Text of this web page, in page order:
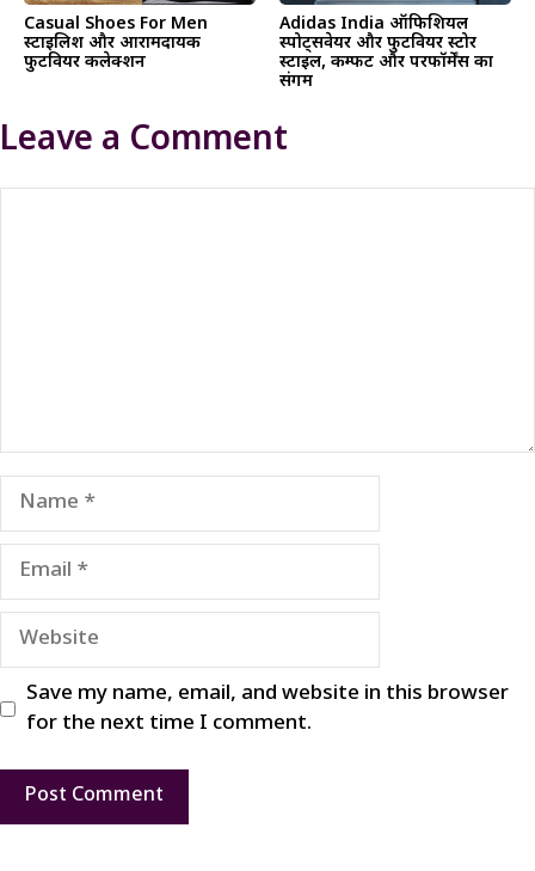
Casual Shoes For Men
स्टाइलिश और आरामदायक
फुटवियर कलेक्शन
Adidas India ऑफिशियल
स्पोर्ट्सवेयर और फुटवियर स्टोर
स्टाइल, कम्फर्ट और परफॉर्मेंस का
संगम
Leave a Comment
Name
Email
Website
Save my name, email, and website in this browser
for the next time I comment.